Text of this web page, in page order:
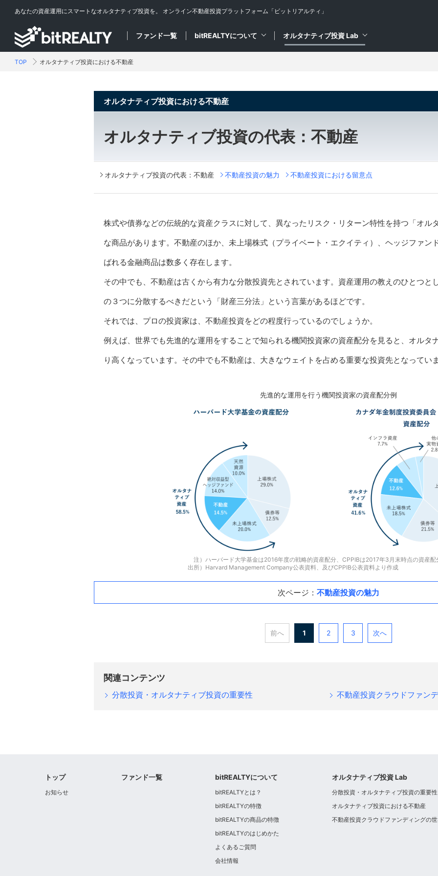
あなたの資産運用にスマートなオルタナティブ投資を。 オンライン不動産投資プラットフォーム 「ビットリアルティ」
ファンド一覧 bitREALTYについて オルタナティブ投資 Lab
TOP オルタナティブ投資における不動産
オルタナティブ投資における不動産
オルタナティブ投資の代表：不動産
オルタナティブ投資の代表：不動産 不動産投資の魅力 不動産投資における留意点
株式や債券などの伝統的な資産クラスに対して、異なったリスク・リターン特性を持つ「オル
な商品があります。不動産のほか、未上場株式（プライベート・エクイティ）、ヘッジファン
ばれる金融商品は数多く存在します。
その中でも、不動産は古くから有力な分散投資先とされています。資産運用の教えのひとつと
の３つに分散するべきだという「財産三分法」という言葉があるほどです。
それでは、プロの投資家は、不動産投資をどの程度行っているのでしょうか。
例えば、世界でも先進的な運用をすることで知られる機関投資家の資産配分を見ると、オルタ
り高くなっています。その中でも不動産は、大きなウェイトを占める重要な投資先となってい
先進的な運用を行う機関投資家の資産配分例
注）ハーバード大学基金は2016年度の戦略的資産配分、CPPIBは2017年3月末時点の資産配
出所）Harvard Management Company公表資料、及びCPPIB公表資料より作成
不動産投資の魅力
前へ 1 2 3 次へ
関連コンテンツ
分散投資・オルタナティブ投資の重要性 不動産投資クラウドファン
トップ
お知らせ
ファンド一覧 bitREALTYについて
bitREALTYとは？
bitREALTYの特徴
bitREALTYの商品の特徴
bitREALTYのはじめかた
よくあるご質問
会社情報
オルタナティブ投資 Lab
分散投資・オルタナティブ投資の重要性
オルタナティブ投資における不動産
不動産投資クラウドファンディングの